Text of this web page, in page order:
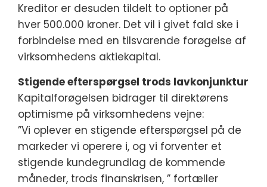
Kreditor er desuden tildelt to optioner på
hver 500.000 kroner. Det vil i givet fald ske i
forbindelse med en tilsvarende forøgelse af
virksomhedens aktiekapital.
Stigende efterspørgsel trods lavkonjunktur
Kapitalforøgelsen bidrager til direktørens
optimisme på virksomhedens vejne:
”Vi oplever en stigende efterspørgsel på de
markeder vi operere i, og vi forventer et
stigende kundegrundlag de kommende
måneder, trods finanskrisen, ” fortæller